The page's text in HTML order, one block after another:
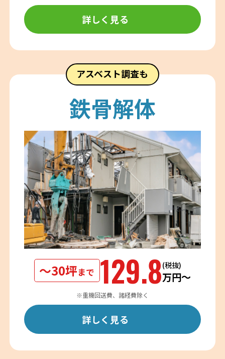
詳しく見る
アスベスト調査も
鉄骨解体
〜30坪まで 129.8(税抜)
万円〜
※重機回送費、諸経費除く
詳しく見る